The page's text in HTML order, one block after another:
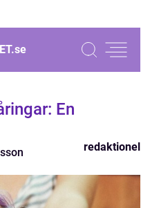
se
En
redaktionel